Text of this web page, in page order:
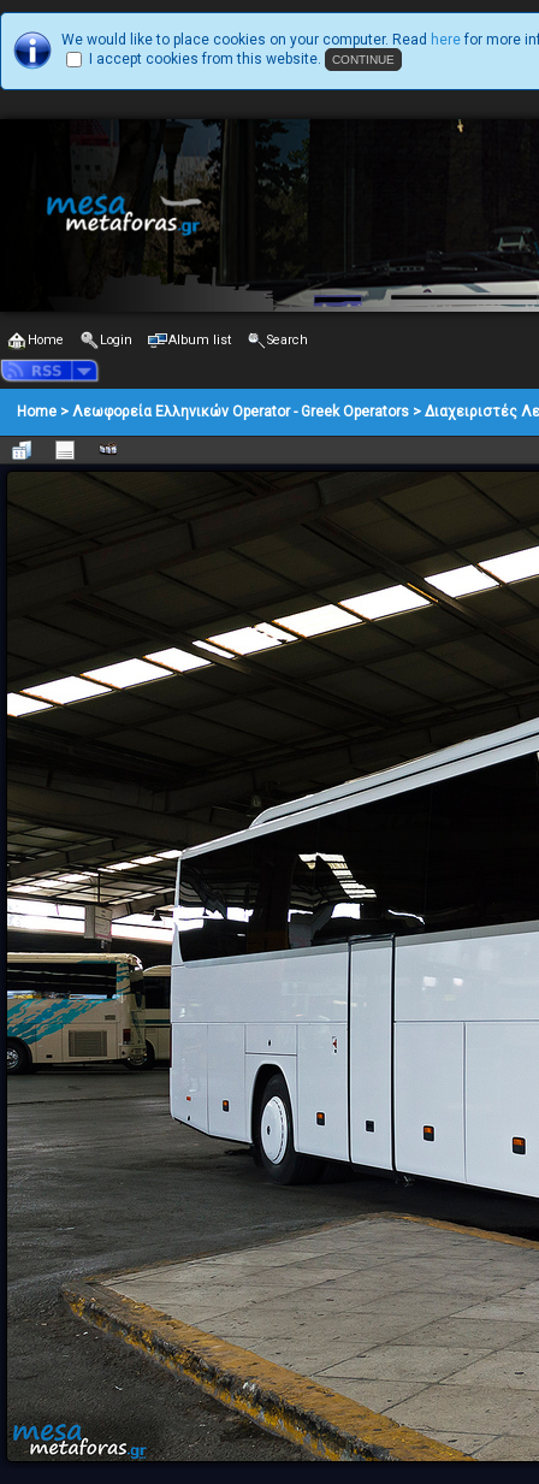
We would like to place cookies on your computer. Read here for more
I accept cookies from this website.
Home Login Album list Search
Home > Λεωφορεία Ελληνικών Operator - Greek Operators > Διαχειριστές